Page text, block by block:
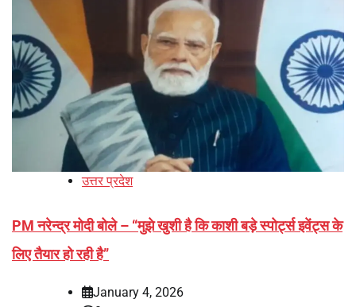
उत्तर प्रदेश
PM नरेन्‍द्र मोदी बोले – “मुझे खुशी है कि काशी बड़े स्पोर्ट्स इवेंट्स के
लिए तैयार हो रही है”
January 4, 2026